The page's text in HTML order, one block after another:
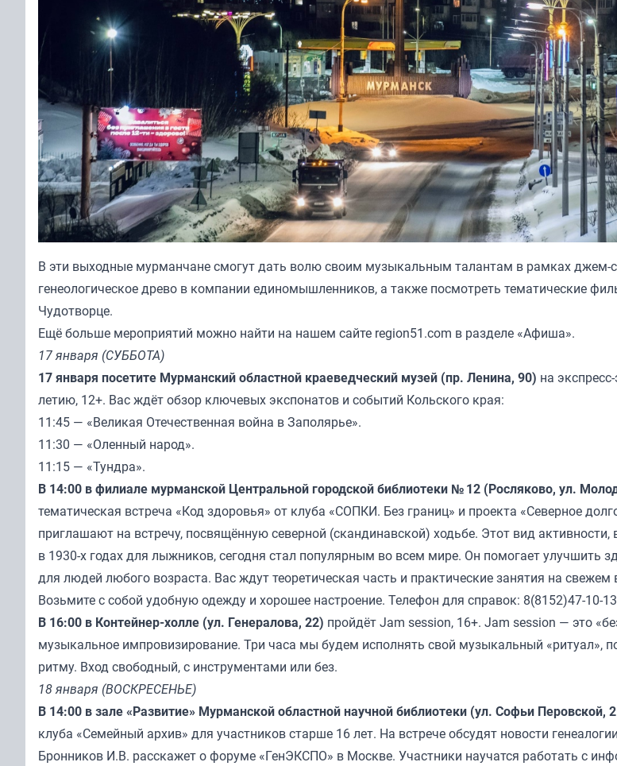
В эти выходные мурманчане смогут дать волю своим музыкальным талантам в рамках джем-
генеологическое древо в компании единомышленников, а также посмотреть тематические
Чудотворце.
Ещё больше мероприятий можно найти на нашем сайте region51.com в разделе «Афиша».
17 января (СУББОТА)
17 января посетите Мурманский областной краеведческий музей (пр. Ленина, 90) на
летию, 12+. Вас ждёт обзор ключевых экспонатов и событий Кольского края:
11:45 — «Великая Отечественная война в Заполярье».
11:30 — «Оленный народ».
11:15 — «Тундра».
В 14:00 в филиале мурманской Центральной городской библиотеки № 12 (Росляково, ул.
тематическая встреча «Код здоровья» от клуба «СОПКИ. Без границ» и проекта «Северное
приглашают на встречу, посвящённую северной (скандинавской) ходьбе. Этот вид
в 1930-х годах для лыжников, сегодня стал популярным во всем мире. Он помогает улучшить
для людей любого возраста. Вас ждут теоретическая часть и практические занятия на свежем
Возьмите с собой удобную одежду и хорошее настроение. Телефон для справок: 8(8152)47-10-
В 16:00 в Контейнер-холле (ул. Генералова, 22) пройдёт Jam session, 16+. Jam session — это
музыкальное импровизирование. Три часа мы будем исполнять свой музыкальный «ритуал»,
ритму. Вход свободный, с инструментами или без.
18 января (ВОСКРЕСЕНЬЕ)
В 14:00 в зале «Развитие» Мурманской областной научной библиотеки (ул. Софьи Перовской,
клуба «Семейный архив» для участников старше 16 лет. На встрече обсудят новости
Бронников И.В. расскажет о форуме «ГенЭКСПО» в Москве. Участники научатся работать с